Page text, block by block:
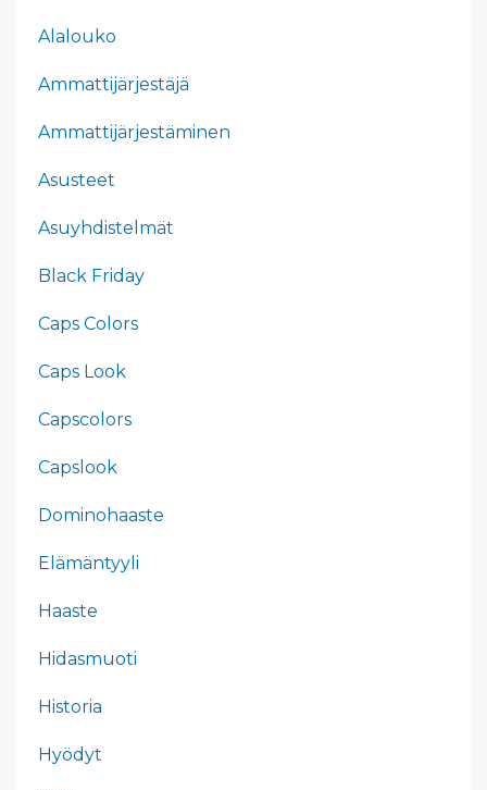
Alalouko
Ammattijärjestäjä
Ammattijärjestäminen
Asusteet
Asuyhdistelmät
Black Friday
Caps Colors
Caps Look
Capscolors
Capslook
Dominohaaste
Elämäntyyli
Haaste
Hidasmuoti
Historia
Hyödyt